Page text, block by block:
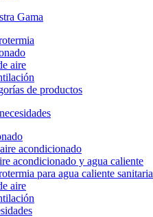
Gama
aire
de productos
acondicionado
acondicionado y agua caliente
para agua caliente sanitaria
aire